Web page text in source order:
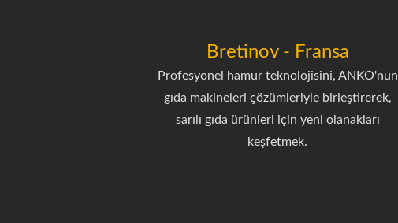
Bretinov - Fransa
Profesyonel hamur teknolojisini, ANKO'nun
gıda makineleri çözümleriyle birleştirerek,
sarılı gıda ürünleri için yeni olanakları
keşfetmek.